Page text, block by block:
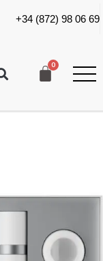
+34 (872) 98 06 69